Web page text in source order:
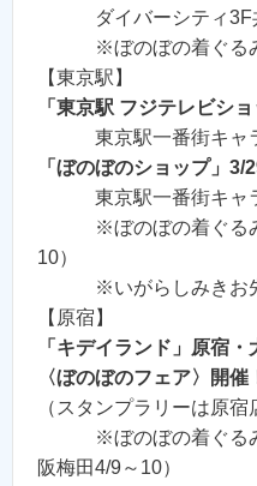
ダイバーシティ3F
※ぼのぼの着ぐるみ
【東京駅】
「東京駅 フジテレビシ
東京駅一番街キャラ
「ぼのぼのショップ」3/
東京駅一番街キャラ
※ぼのぼの着ぐるみ
10）
※いがらしみきお先
【原宿】
「キデイランド」原宿
〈ぼのぼのフェア〉開催
（スタンプラリーは原宿
※ぼのぼの着ぐるみ
阪梅田4/9～10）